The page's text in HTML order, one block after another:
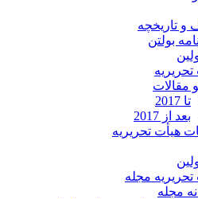
و تاریخچه
بولتن
مقالات
تا 2017
بعد از 2017
هیأت تحریریه
تحریریه مجله
مجله